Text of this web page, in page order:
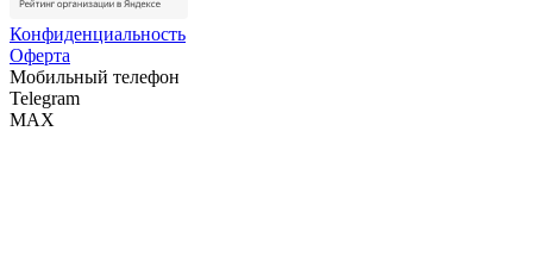
Конфиденциальность
Оферта
Мобильный телефон
Telegram
MAX